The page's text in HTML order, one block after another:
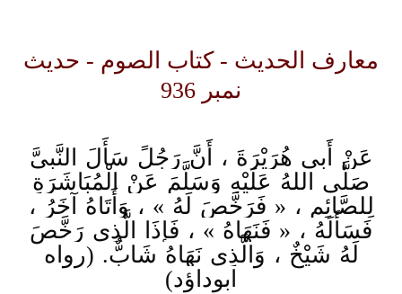
معارف الحدیث - کتاب الصوم - حدیث
نمبر 936
عَنْ أَبِي هُرَيْرَةَ ، أَنَّ رَجُلً سَأَلَ النَّبِيَّ
صَلَّى اللهُ عَلَيْهِ وَسَلَّمَ عَنْ الْمُبَاشَرَةِ
لِلصَّائِمِ ، « فَرَخَّصَ لَهُ » ، وَأَتَاهُ آخَرُ ،
فَسَأَلَهُ ، « فَنَهَاهُ » ، فَإِذَا الَّذِي رَخَّصَ
لَهُ شَيْخٌ ، وَالَّذِي نَهَاهُ شَابٌّ. (رواه
ابوداؤد)